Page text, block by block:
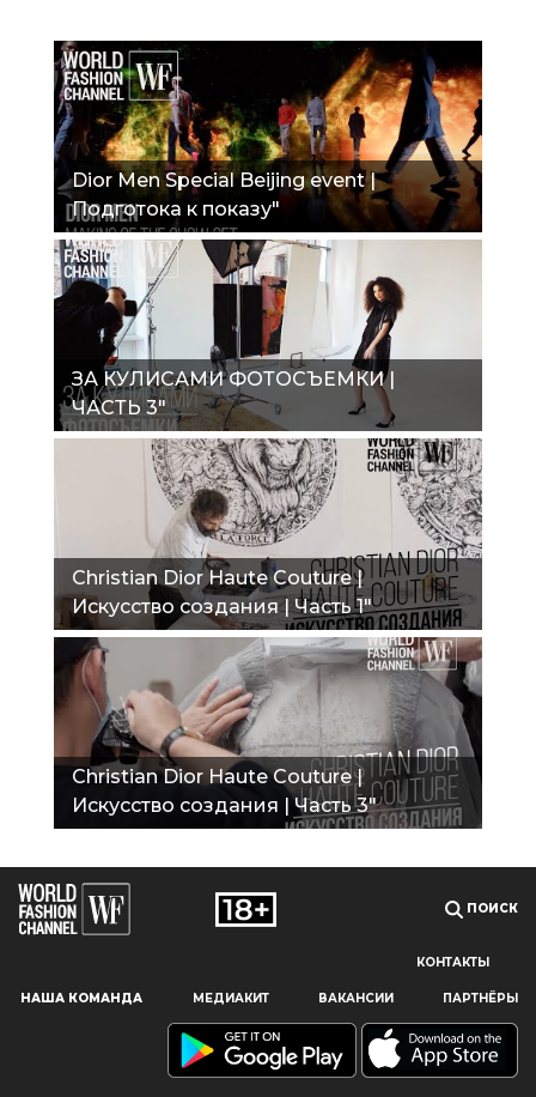
Наш сайт использует файлы cookie и похожие технологии,
пользователям, предоставляя персонализированную
информацию, запоминая предпочтения в области
Dior Men Special Beijing event |
Подготока к показу"
ЗА КУЛИСАМИ ФОТОСЪЕМКИ |
ЧАСТЬ 3"
Christian Dior Haute Couture |
Искусство создания | Часть 1"
Christian Dior Haute Couture |
Искусство создания | Часть 3"
ПОИСК
КОНТАКТЫ
НАША КОМАНДА МЕДИАКИТ ВАКАНСИИ ПАРТНЁРЫ